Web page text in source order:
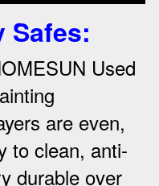
Safes:
Used
are even,
to clean, anti-
durable over